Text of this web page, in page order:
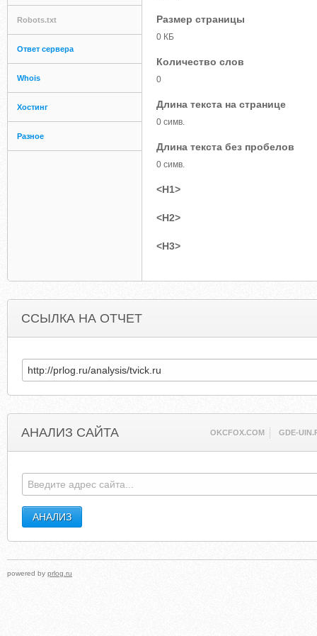
Robots.txt
Ответ сервера
Whois
Хостинг
Разное
Размер страницы
0 КБ
Количество слов
0
Длина текста на странице
0 симв.
Длина текста без пробелов
0 симв.
<H1>
<H2>
<H3>
ССЫЛКА НА ОТЧЕТ
АНАЛИЗ САЙТА OKCFOX.COM GDE-
powered by prlog.ru